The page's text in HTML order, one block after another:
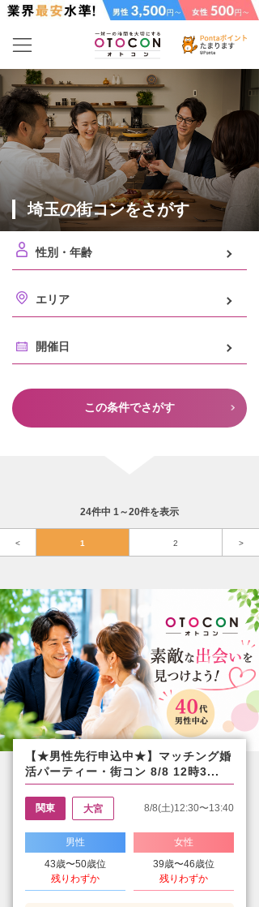
埼玉の街コンをさがす
性別・年齢
エリア
開催日
この条件でさがす
24件中 1～20件を表示
< 1 2 >
【★男性先行申込中★】マッチング婚
活パーティー・街コン 8/8 12時3...
関東 大宮 8/8(土)12:30〜13:40
男性
43歳〜50歳位
残りわずか
女性
39歳〜46歳位
残りわずか